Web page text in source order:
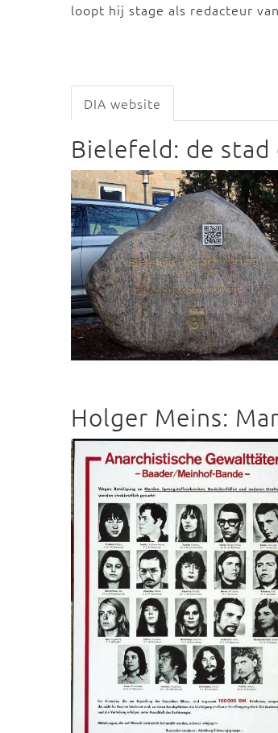
loopt hij stage als redacteur
DIA website
Bielefeld: de
Holger Meins: